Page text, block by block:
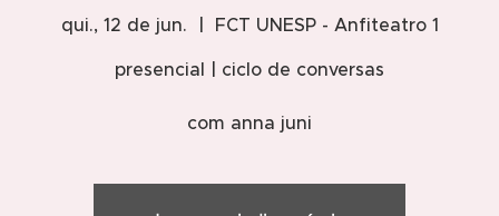
qui., 12 de jun. FCT UNESP - Anfiteatro 1
presencial | ciclo de conversas
com anna juni